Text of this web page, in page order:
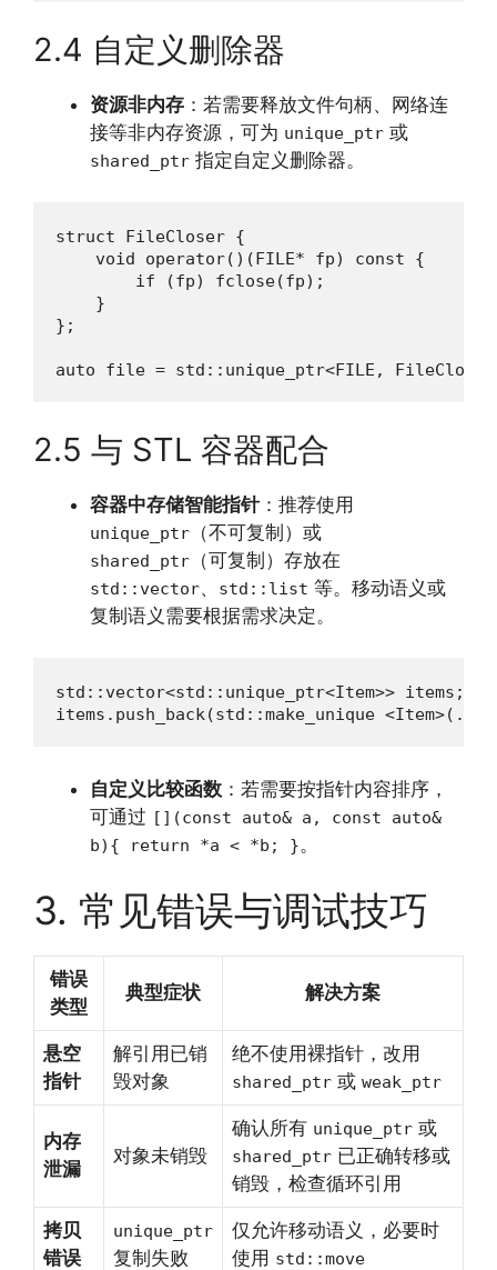
2.4 自定义删除器
资源非内存 ：若需要释放文件句柄、网络连
接等非内存资源，可为 unique_ptr 或
shared_ptr 指定自定义删除器。
struct FileCloser {
    void operator()(FILE* fp) const {
        if (fp) fclose(fp);
    }
};
auto file = std::unique_ptr<FILE,
2.5 与 STL 容器配合
容器中存储智能指针：推荐使用
unique_ptr （不可复制）或
shared_ptr （可复制）存放在
std::vector、 std::list 等。移动语义或
复制语义需要根据需求决定。
std::vector<std::unique_ptr<Item>> items;
items.push_back(std::make_unique
自定义比较函数 ：若需要按指针内容排序，
可通过 [](const auto& a, const auto&
b){ return *a < *b; }。
3. 常见错误与调试技巧
错误
类型
典型症状 解决方案
悬空
指针
解引用已销
毁对象
绝不使用裸指针，改用
shared_ptr 或 weak_ptr
内存
泄漏
对象未销毁
确认所有 unique_ptr 或
shared_ptr 已正确转移或
销毁，检查循环引用
拷贝
错误
unique_ptr
复制失败
仅允许移动语义，必要时
使用 std::move